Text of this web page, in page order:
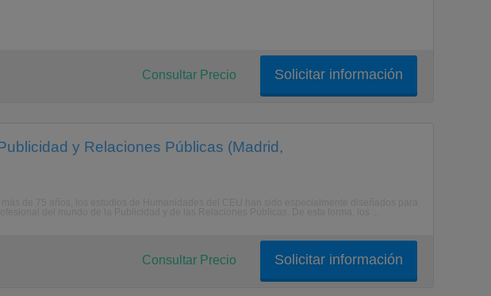
Solicitar información
Consultar Precio
y Relaciones Públicas (Madrid,
Solicitar información
Consultar Precio